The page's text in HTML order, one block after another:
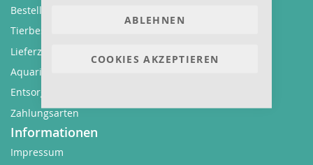
COOKIES AKZEPTIEREN
ABLEHNEN
Bestellvorgang
Tierbestellung
Lieferzeit und Versandkosten
Aquarium kaufen auf Rechnung oder Ratenkauf
Entsorgungs- und Umweltbestimmungen
Zahlungsarten
Informationen
Impressum